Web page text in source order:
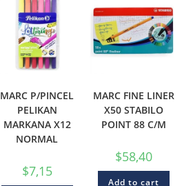
MARC P/PINCEL
PELIKAN
MARKANA X12
NORMAL
$7,15
MARC FINE LINER
X50 STABILO
POINT 88 C/M
$58,40
Add to cart